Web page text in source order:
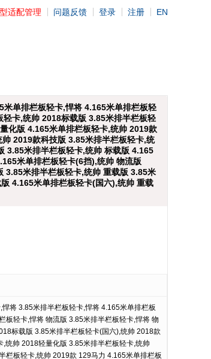
适配管理 问题反馈 登录 注册 EN
单排栏板轻卡,悍将 4.165米单排栏板轻
卡,统帅 2018标载版 3.85米排半栏板轻
化版 4.165米单排栏板轻卡,统帅 2019款
2019款科技版 3.85米排半栏板轻卡,统
3.85米排半栏板轻卡,统帅 标载版 4.165
米单排栏板轻卡(6挡),统帅 物流版
3.85米排半栏板轻卡,统帅 重载版 3.85米
4.165米单排栏板轻卡(国六),统帅 重载
将 3.85米排半栏板轻卡,悍将 4.165米单排栏板
板轻卡,悍将 物流版 3.85米排半栏板轻卡,悍将 物
标载版 3.85米排半栏板轻卡(国六),统帅 2018款
统帅 2018轻量化版 3.85米排半栏板轻卡,统帅
栏板轻卡,统帅 2019款 129马力 4.165米单排栏板